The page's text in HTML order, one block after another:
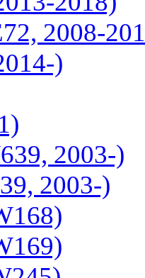
2008-
)
2003-)
2003-)